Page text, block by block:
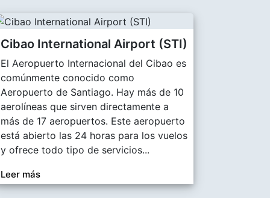
Cibao International Airport (STI)
El Aeropuerto Internacional del Cibao es
comúnmente conocido como
Aeropuerto de Santiago. Hay más de 10
aerolíneas que sirven directamente a
más de 17 aeropuertos. Este aeropuerto
está abierto las 24 horas para los vuelos
y ofrece todo tipo de servicios...
Leer más